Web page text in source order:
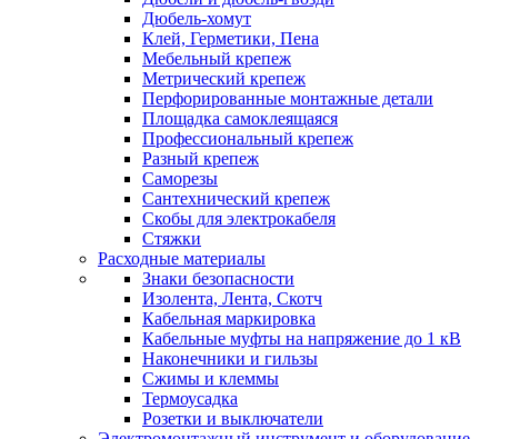
Дюбель-хомут
Клей, Герметики, Пена
Мебельный крепеж
Метрический крепеж
Перфорированные монтажные детали
Площадка самоклеящаяся
Профессиональный крепеж
Разный крепеж
Саморезы
Сантехнический крепеж
Скобы для электрокабеля
Стяжки
Расходные материалы
Знаки безопасности
Изолента, Лента, Скотч
Кабельная маркировка
Кабельные муфты на напряжение до 1 кВ
Наконечники и гильзы
Сжимы и клеммы
Термоусадка
Розетки и выключатели